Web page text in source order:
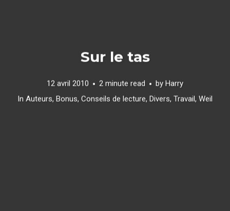
Sur le tas
12 avril 2010 2 minute read by Harry
In Auteurs, Bonus, Conseils de lecture, Divers, Travail, Weil